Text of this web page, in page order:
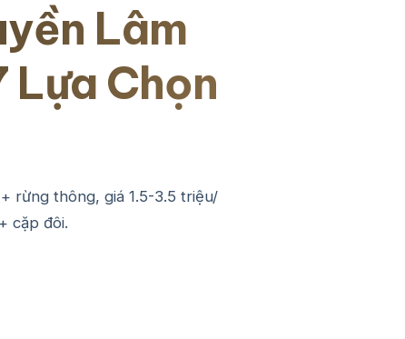
Lâm
Chọn
rừng thông, giá 1.5-3.5 triệu/
cặp đôi.